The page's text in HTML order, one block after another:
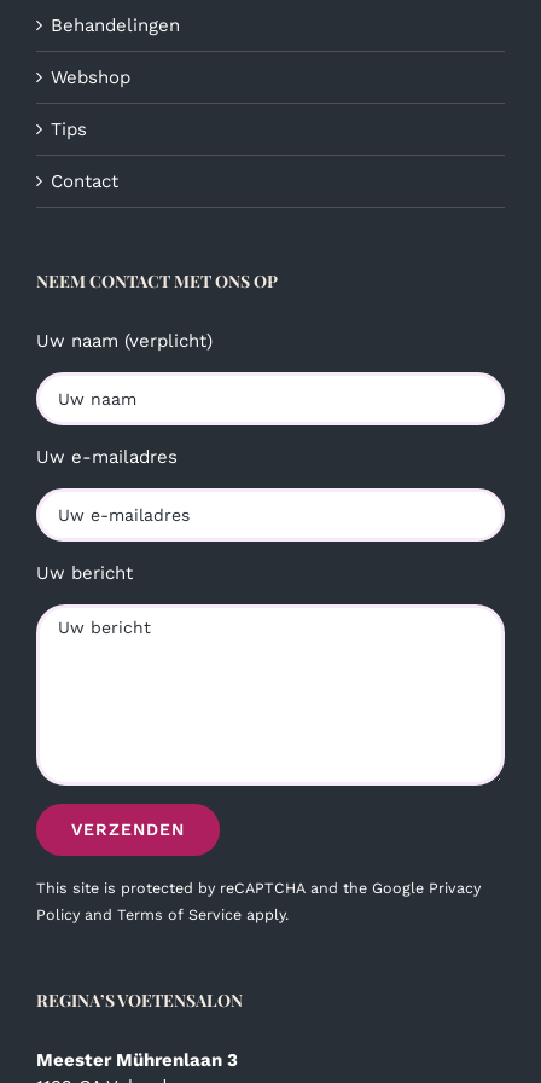
Behandelingen
Webshop
Tips
Contact
NEEM CONTACT MET ONS OP
Uw naam (verplicht)
Uw e-mailadres
Uw bericht
This site is protected by reCAPTCHA and the Google Privacy
Policy and Terms of Service apply.
REGINA’S VOETENSALON
Meester Mührenlaan 3